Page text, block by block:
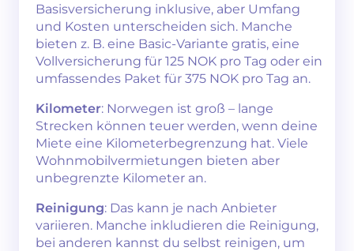
Basisversicherung inklusive, aber Umfang
und Kosten unterscheiden sich. Manche
bieten z. B. eine Basic-Variante gratis, eine
Vollversicherung für 125 NOK pro Tag oder ein
umfassendes Paket für 375 NOK pro Tag an.
Kilometer: Norwegen ist groß – lange
Strecken können teuer werden, wenn deine
Miete eine Kilometerbegrenzung hat. Viele
Wohnmobilvermietungen bieten aber
unbegrenzte Kilometer an.
Reinigung: Das kann je nach Anbieter
variieren. Manche inkludieren die Reinigung,
bei anderen kannst du selbst reinigen, um